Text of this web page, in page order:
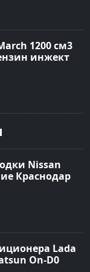
1200 см3
инжектор
цвет серебро
по цене
Nissan
Краснодар
Lada
On-D0